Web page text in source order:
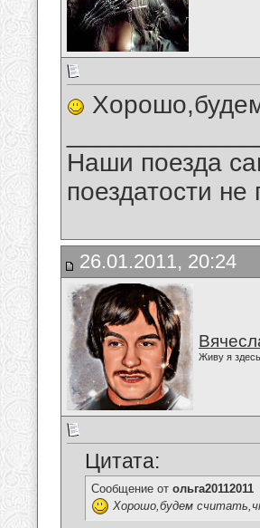
Наши поезда
поездатости
26.01.2011, 20:24
Живу я здесь
Цитата:
Сообщение от ольга20112011
Хорошо,будем